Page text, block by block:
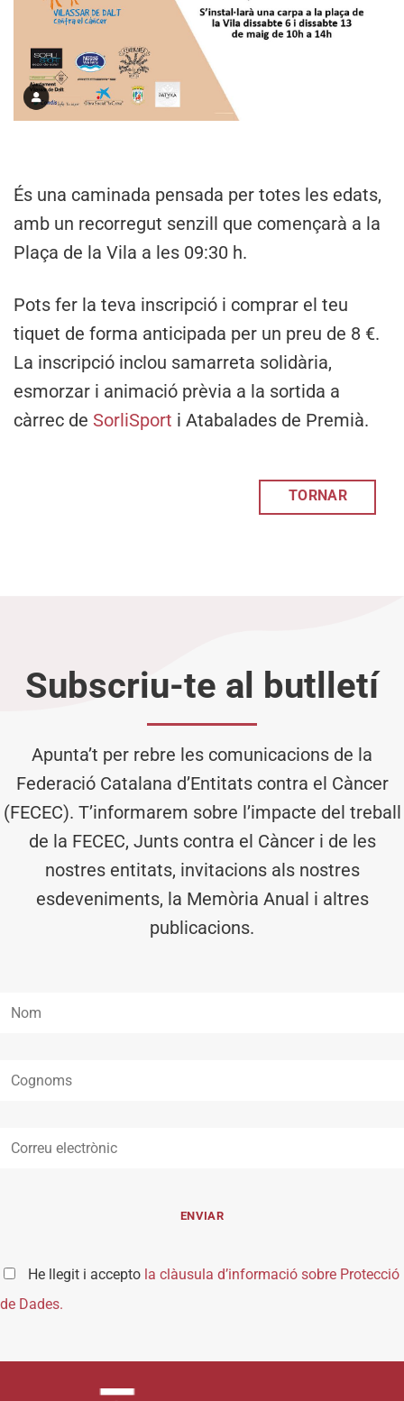
És una caminada pensada per totes les edats,
amb un recorregut senzill que començarà a la
Plaça de la Vila a les 09:30 h.
Pots fer la teva inscripció i comprar el teu
tiquet de forma anticipada per un preu de 8 €.
La inscripció inclou samarreta solidària,
esmorzar i animació prèvia a la sortida a
càrrec de SorliSport i Atabalades de Premià.
TORNAR
Subscriu-te al butlletí
Apunta’t per rebre les comunicacions de la
Federació Catalana d’Entitats contra el Càncer
(FECEC). T’informarem sobre l’impacte del treball
de la FECEC, Junts contra el Càncer i de les
nostres entitats, invitacions als nostres
esdeveniments, la Memòria Anual i altres
publicacions.
He llegit i accepto la clàusula d’informació sobre Protecció
de Dades.